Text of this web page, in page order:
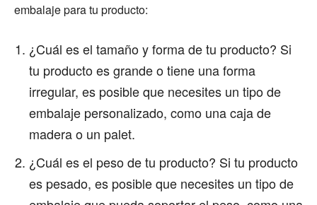
embalaje para tu producto:
¿Cuál es el tamaño y forma de tu producto? Si
tu producto es grande o tiene una forma
irregular, es posible que necesites un tipo de
embalaje personalizado, como una caja de
madera o un palet.
¿Cuál es el peso de tu producto? Si tu producto
es pesado, es posible que necesites un tipo de